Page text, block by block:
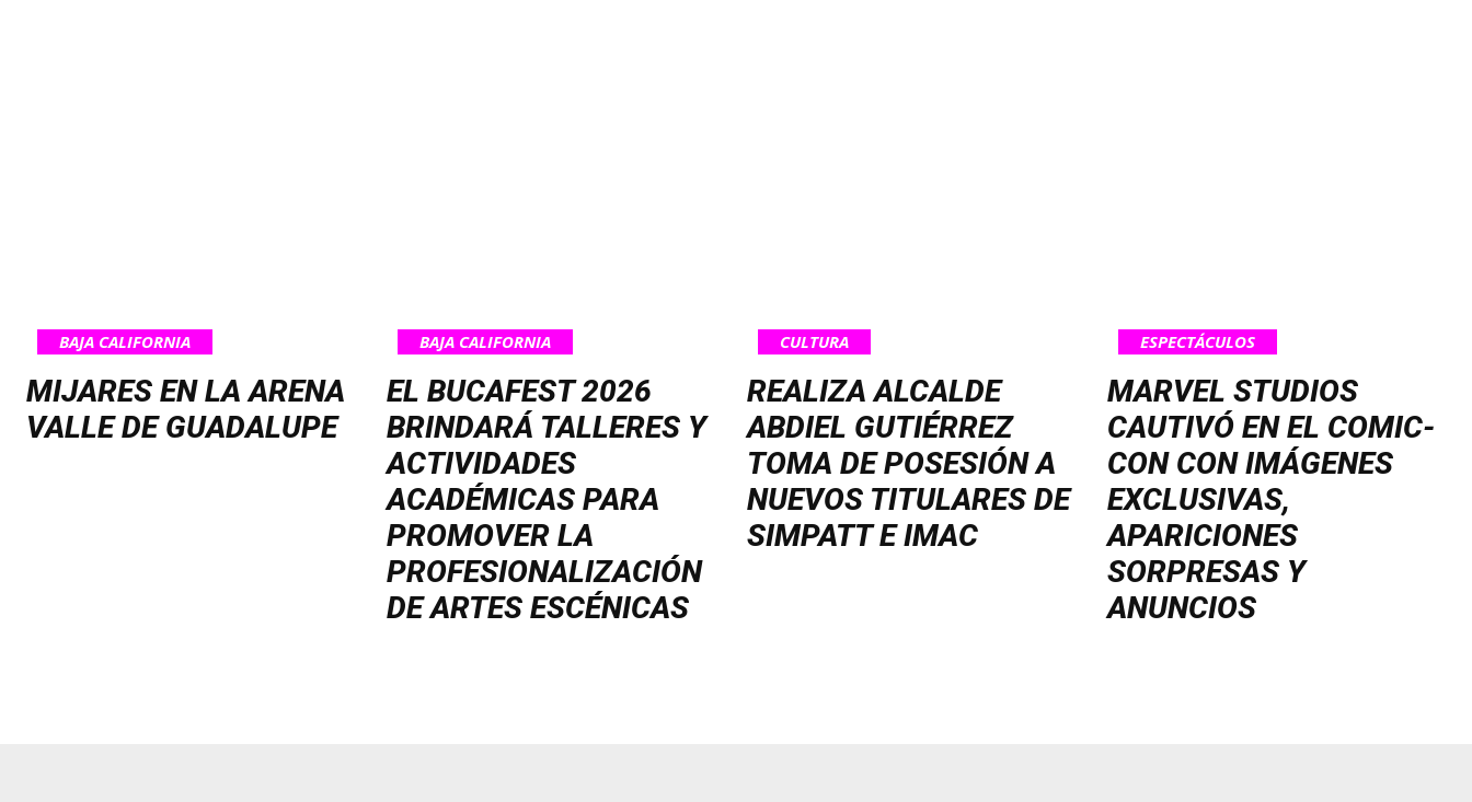
BAJA CALIFORNIA
MIJARES EN LA ARENA
VALLE DE GUADALUPE
BAJA CALIFORNIA
EL BUCAFEST 2026
BRINDARÁ TALLERES Y
ACTIVIDADES
ACADÉMICAS PARA
PROMOVER LA
PROFESIONALIZACIÓN
DE ARTES ESCÉNICAS
CULTURA
REALIZA ALCALDE
ABDIEL GUTIÉRREZ
TOMA DE POSESIÓN A
NUEVOS TITULARES DE
SIMPATT E IMAC
ESPECTÁCULOS
MARVEL STUDIOS
CAUTIVÓ EN EL COMIC-
CON CON IMÁGENES
EXCLUSIVAS,
APARICIONES
SORPRESAS Y
ANUNCIOS